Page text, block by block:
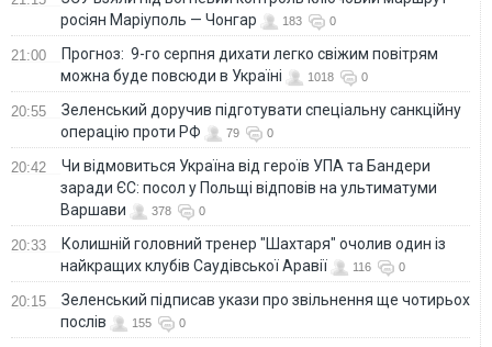
росіян Маріуполь — Чонгар
183 0
21:00
Прогноз: 9-го серпня дихати легко свіжим повітрям
можна буде повсюди в Україні
1018 0
20:55
Зеленський доручив підготувати спеціальну санкційну
операцію проти РФ
79 0
20:42
Чи відмовиться Україна від героїв УПА та Бандери
заради ЄС: посол у Польщі відповів на ультиматуми
Варшави
378 0
20:33
Колишній головний тренер "Шахтаря" очолив один із
найкращих клубів Саудівської Аравії
116 0
20:15
Зеленський підписав укази про звільнення ще чотирьох
послів
155 0